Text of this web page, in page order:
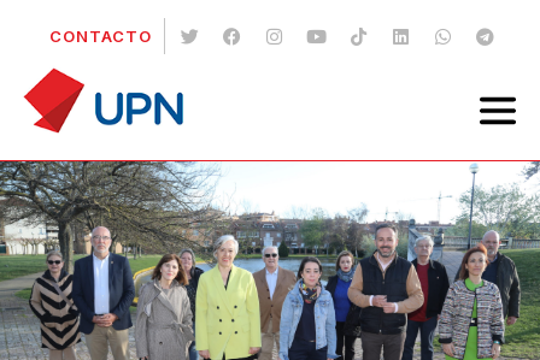
CONTACTO